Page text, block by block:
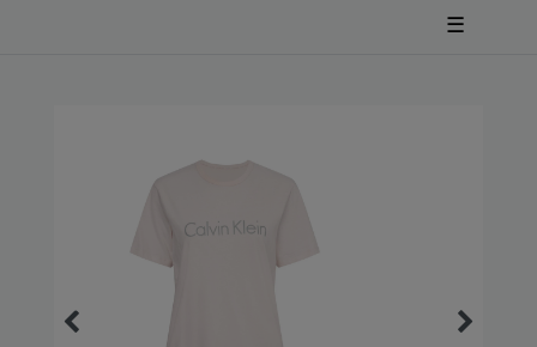
Montag - Freitag 9:00 - 15:00 Uhr
Informationen zum Widerruf Ihres Einkauf und Rücksendung
Bei Fragen zu Ihrer Bestellung
Um Ihre Anfrage rasch beantworten zu können, halten Sie
☰